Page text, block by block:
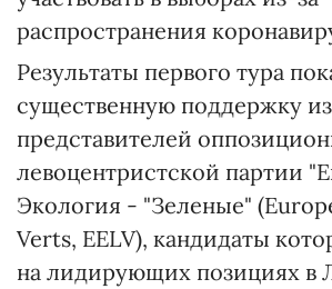
распространения
Результаты первого тура
существенную поддержку
представителей
левоцентристской партии
Экология - "Зеленые"
Verts, EELV), кандидаты
на лидирующих позициях в